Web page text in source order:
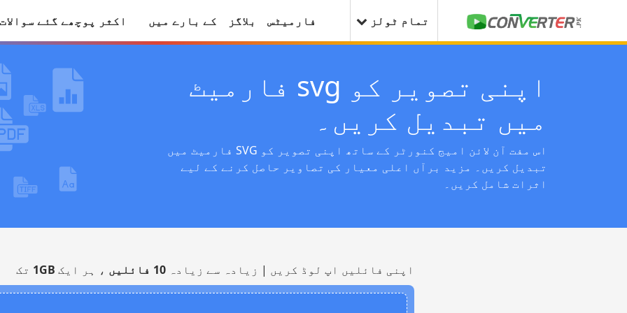
تمام ٹولز فارمیٹس بلاگز کے بارے میں اکثر پوچھے گئے
اپنی تصویر کو svg فارمیٹ
میں تبدیل کریں۔
اس مفت آن لائن امیج کنورٹر کے ساتھ اپنی تصویر کو SVG فارمیٹ میں
تبدیل کریں۔ مزید برآں اعلی معیار کی تصاویر حاصل کرنے کے لیے
اثرات شامل کریں۔
اپنی فائلیں اپ لوڈ کریں | زیادہ سے زیادہ 10 فائلیں ، ہر ایک 1GB تک